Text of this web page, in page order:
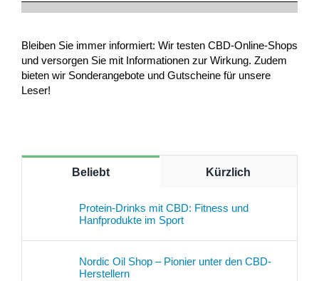
Bleiben Sie immer informiert: Wir testen CBD-Online-Shops
und versorgen Sie mit Informationen zur Wirkung. Zudem
bieten wir Sonderangebote und Gutscheine für unsere
Leser!
Beliebt Kürzlich
Protein-Drinks mit CBD: Fitness und
Hanfprodukte im Sport
Nordic Oil Shop – Pionier unter den CBD-
Herstellern